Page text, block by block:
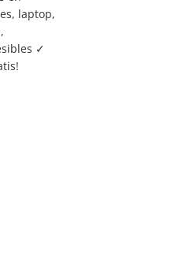
laptop,
✓